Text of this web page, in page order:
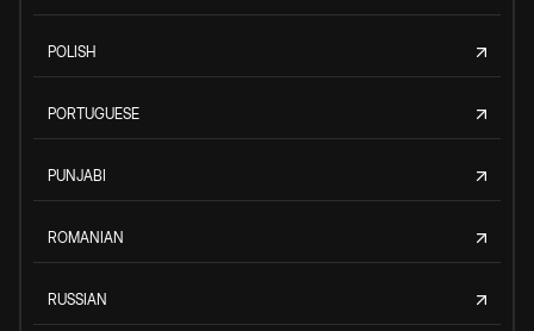
POLISH
PORTUGUESE
PUNJABI
ROMANIAN
RUSSIAN